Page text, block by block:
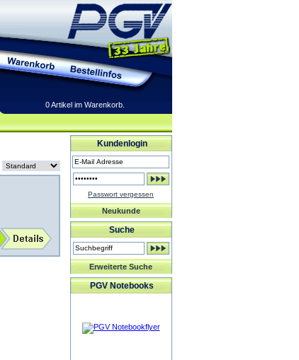
0 Artikel im Warenkorb.
Kundenlogin
Passwort vergessen
Neukunde
Suche
Erweiterte Suche
PGV Notebooks